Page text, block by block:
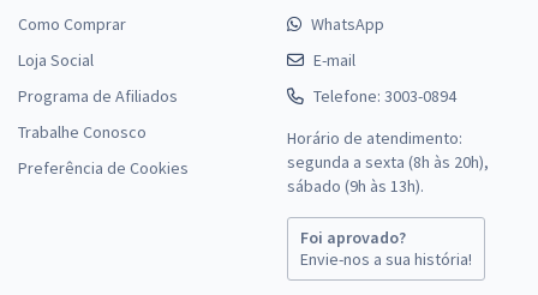
Como Comprar
Loja Social
Programa de Afiliados
Trabalhe Conosco
Preferência de Cookies
WhatsApp
E-mail
Telefone: 3003-0894
Horário de atendimento:
segunda a sexta (8h às 20h),
sábado (9h às 13h).
Foi aprovado?
Envie-nos a sua história!